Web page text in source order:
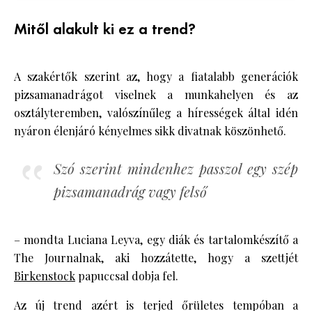
Mitől alakult ki ez a trend?
A szakértők szerint az, hogy a fiatalabb generációk
pizsamanadrágot viselnek a munkahelyen és az
osztályteremben, valószínűleg a hírességek által idén
nyáron élenjáró kényelmes sikk divatnak köszönhető.
Szó szerint mindenhez passzol egy szép
pizsamanadrág vagy felső
– mondta Luciana Leyva, egy diák és tartalomkészítő a
The Journalnak, aki hozzátette, hogy a szettjét
Birkenstock papuccsal dobja fel.
Az új trend azért is terjed őrületes tempóban a